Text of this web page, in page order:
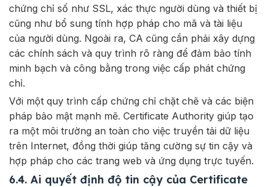
chứng chỉ số như SSL, xác thực người dùng và thiết bị
cũng như bổ sung tính hợp pháp cho mã và tài liệu
của người dùng. Ngoài ra, CA cũng cần phải xây dựng
các chính sách và quy trình rõ ràng để đảm bảo tính
minh bạch và công bằng trong việc cấp phát chứng
chỉ.
Với một quy trình cấp chứng chỉ chặt chẽ và các biện
pháp bảo mật mạnh mẽ. Certificate Authority giúp tạo
ra một môi trường an toàn cho việc truyền tải dữ liệu
trên Internet, đồng thời giúp tăng cường sự tin cậy và
hợp pháp cho các trang web và ứng dụng trực tuyến.
6.4. Ai quyết định độ tin cậy của Certificate